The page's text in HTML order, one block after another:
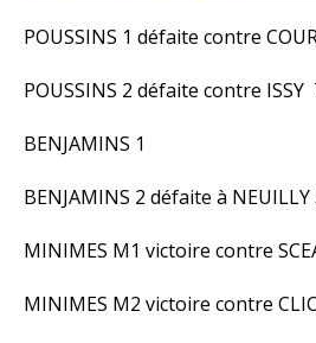
POUSSINS 1 défaite contre
POUSSINS 2 défaite contre ISSY
BENJAMINS 1
BENJAMINS 2 défaite à
MINIMES M1 victoire contre
MINIMES M2 victoire contre